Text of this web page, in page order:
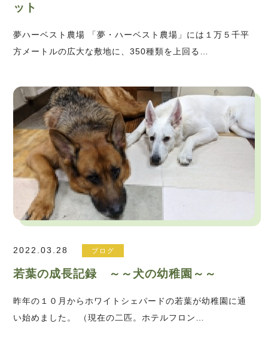
ット
夢ハーベスト農場 「夢・ハーベスト農場」には１万５千平
方メートルの広大な敷地に、350種類を上回る…
2022.03.28 ブログ
若葉の成長記録 ～～犬の幼稚園～～
昨年の１０月からホワイトシェパードの若葉が幼稚園に通
い始めました。 （現在の二匹。ホテルフロン…